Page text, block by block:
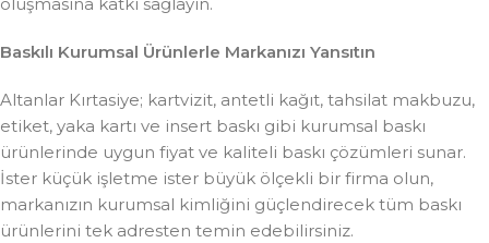
Baskılı Kurumsal Ürünlerle Markanızı Yansıtın
Altanlar Kırtasiye; kartvizit, antetli kağıt, tahsilat makbuzu,
etiket, yaka kartı ve insert baskı gibi kurumsal baskı
ürünlerinde uygun fiyat ve kaliteli baskı çözümleri sunar.
İster küçük işletme ister büyük ölçekli bir firma olun,
markanızın kurumsal kimliğini güçlendirecek tüm baskı
ürünlerini tek adresten temin edebilirsiniz.